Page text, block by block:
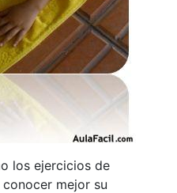
los ejercicios de
mejor su